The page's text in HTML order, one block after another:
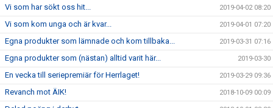
Vi som har sökt oss hit... 2019-04-02 08:20
Vi som kom unga och är kvar... 2019-04-01 07:20
Egna produkter som lämnade och kom tillbaka... 2019-03-31 07:16
Egna produkter som (nästan) alltid varit här... 2019-03-30
En vecka till seriepremiär för Herrlaget! 2019-03-29 09:36
Revanch mot ÄIK! 2018-10-09 00:09